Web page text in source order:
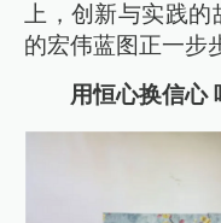
上，创新与实践
的宏伟蓝图正一步
用恒心换信心